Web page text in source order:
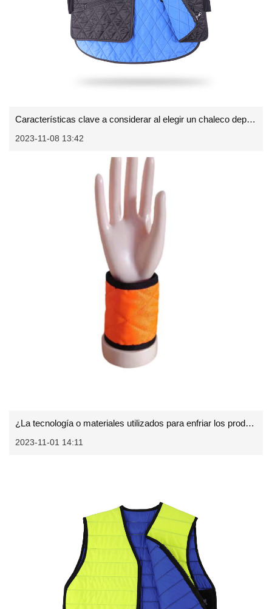
Características clave a considerar al elegir un chaleco deportivo
2023-11-08 13:42
¿La tecnología o materiales utilizados para enfriar los productos de muñeca?
2023-11-01 14:11